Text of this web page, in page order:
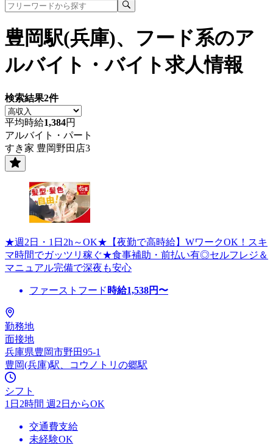
豊岡駅(兵庫)、フード系のア
ルバイト・バイト求人情報
検索結果2件
平均時給1,384円
アルバイト・パート
すき家 豊岡野田店3
★週2日・1日2h～OK★【夜勤で高時給】WワークOK！スキ
マ時間でガッツリ稼ぐ★食事補助・前払い有◎セルフレジ＆
マニュアル完備で深夜も安心
ファーストフード 時給1,538円〜
勤務地
面接地
兵庫県豊岡市野田95-1
豊岡(兵庫)駅、コウノトリの郷駅
シフト
1日2時間 週2日からOK
交通費支給
未経験OK